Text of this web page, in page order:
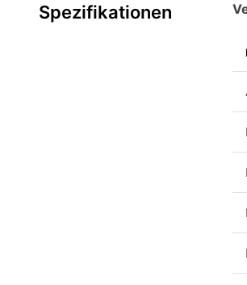
Spezifikationen